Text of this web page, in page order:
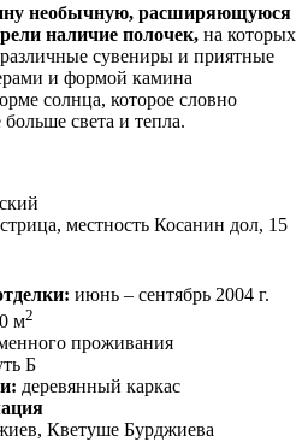
необычную, расширяющуюся
наличие полочек, на которых
различные сувениры и приятные
и формой камина
солнца, которое словно
света и тепла.
местность Косанин дол, 15
июнь – сентябрь 2004 г.
м2
проживания
Б
деревянный каркас
Кветуше Бурджиева